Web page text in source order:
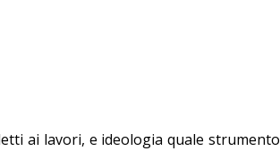
ai lavori, e ideologia quale strumento